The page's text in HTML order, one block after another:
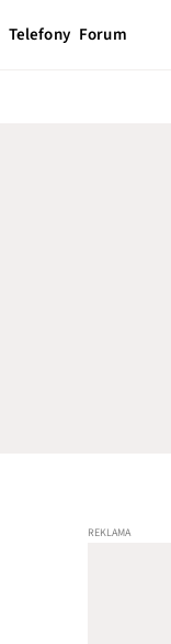
Telefony Forum